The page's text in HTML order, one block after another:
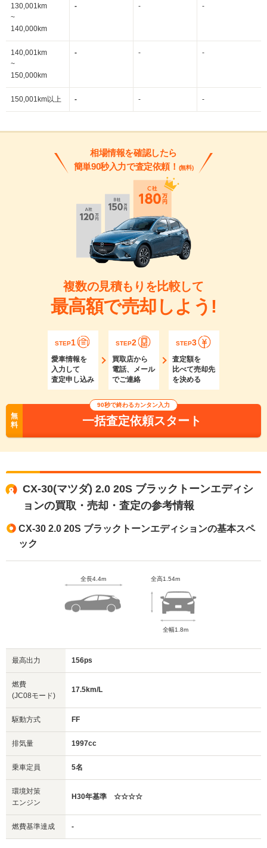
130,001km
~
140,000km
- - -
140,001km
~
150,000km
- - -
150,001km以上 - - -
相場情報を確認したら
簡単90秒入力で査定依頼！ (無料)
複数の見積もりを比較して
最高額で売却しよう!
STEP1
愛車情報を
入力して
査定申し込み
STEP2
買取店から
電話、メール
でご連絡
STEP3
査定額を
比べて売却先
を決める
無
料
90秒で終わるカンタン入力
一括査定依頼スタート
CX-30(マツダ) 2.0 20S ブラックトーンエディシ
ョンの買取・売却・査定の参考情報
CX-30 2.0 20S ブラックトーンエディションの基本スペ
ック
全長4.4m 全高1.54m
全幅1.8m
最高出力 156ps
燃費
(JC08モード)
17.5km/L
駆動方式 FF
排気量 1997cc
乗車定員 5名
環境対策
エンジン
H30年基準 ☆☆☆☆
燃費基準達成 -